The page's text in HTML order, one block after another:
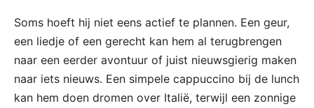
Soms hoeft hij niet eens actief te plannen. Een geur,
een liedje of een gerecht kan hem al terugbrengen
naar een eerder avontuur of juist nieuwsgierig maken
naar iets nieuws. Een simpele cappuccino bij de lunch
kan hem doen dromen over Italië, terwijl een zonnige